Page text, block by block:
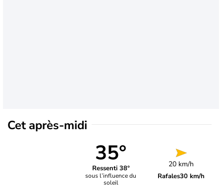
Cet après-midi
35°
Ressenti 38°
sous l’influence du
soleil
20 km/h
Rafales30 km/h